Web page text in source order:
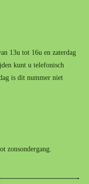
13u tot 16u en zaterdag
kunt u telefonisch
is dit nummer niet
zonsondergang.